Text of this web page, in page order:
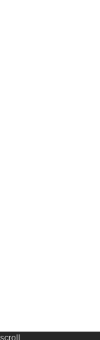
scroll